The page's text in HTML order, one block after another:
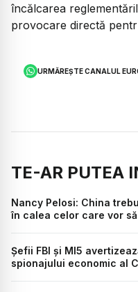
încălcarea
provocare directă
URMĂREȘTE CANALUL
TE-AR PUTEA
Nancy Pelosi: China
în calea celor care vor
Șefii FBI și MI5
spionajului economic al